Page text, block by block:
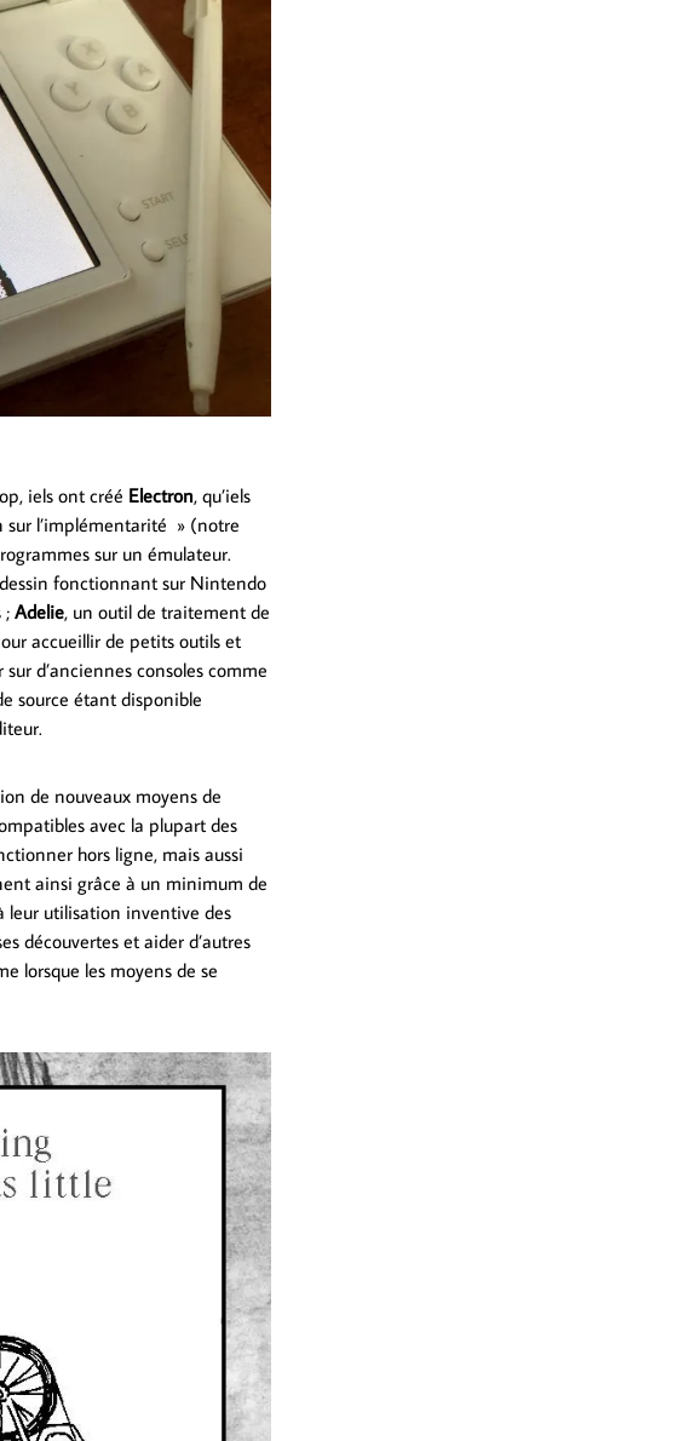
iels ont créé Electron, qu’iels
l’implémentarité » (notre
sur un émulateur.
fonctionnant sur Nintendo
; Adelie, un outil de traitement de
accueillir de petits outils et
d’anciennes consoles comme
source étant disponible
de nouveaux moyens de
avec la plupart des
hors ligne, mais aussi
ainsi grâce à un minimum de
leur utilisation inventive des
découvertes et aider d’autres
lorsque les moyens de se